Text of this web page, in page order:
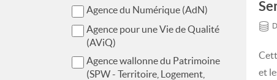
Agence du Numérique (AdN)
Agence pour une Vie de Qualité
(AViQ)
Agence wallonne du Patrimoine
(SPW - Territoire, Logement,
et